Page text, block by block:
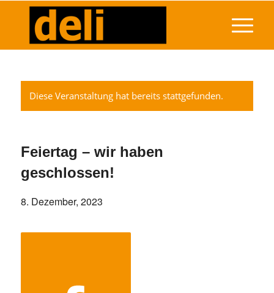
Diese Veranstaltung hat bereits stattgefunden.
Feiertag – wir haben
geschlossen!
8. Dezember, 2023